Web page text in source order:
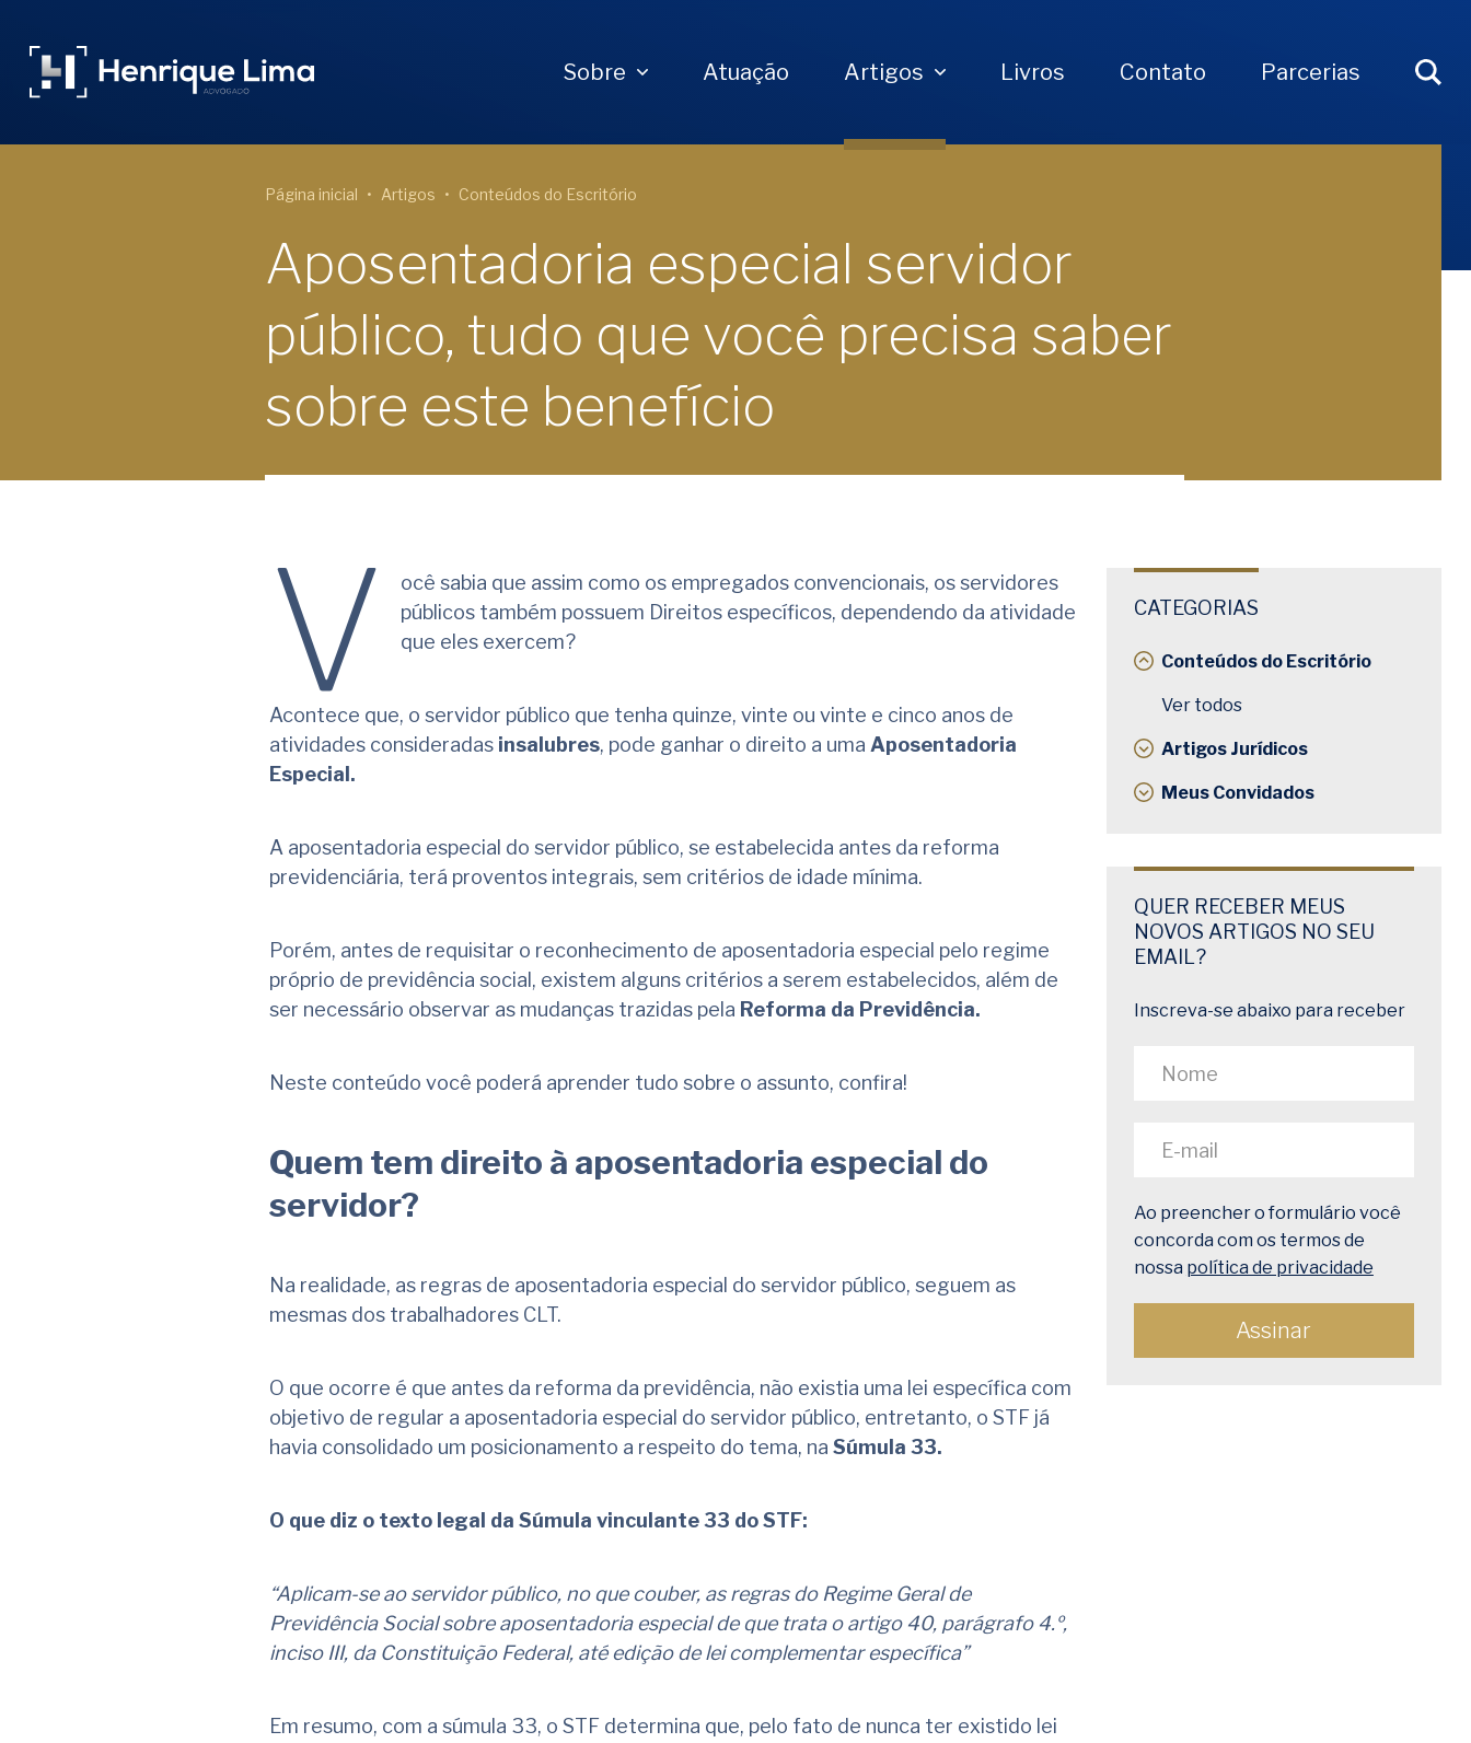
Sobre Atuação Artigos Livros Contato Parcerias
Página inicial Artigos Conteúdos do Escritório
Aposentadoria especial servidor
público, tudo que você precisa saber
sobre este benefício
CATEGORIAS
Conteúdos do Escritório
Ver todos
Artigos Jurídicos
Meus Convidados
V
ocê sabia que assim como os empregados convencionais, os servidores
públicos também possuem Direitos específicos, dependendo da atividade
que eles exercem?
Acontece que, o servidor público que tenha quinze, vinte ou vinte e cinco anos de
atividades consideradas insalubres, pode ganhar o direito a uma Aposentadoria
Especial.
A aposentadoria especial do servidor público, se estabelecida antes da reforma
previdenciária, terá proventos integrais, sem critérios de idade mínima.
Porém, antes de requisitar o reconhecimento de aposentadoria especial pelo regime
próprio de previdência social, existem alguns critérios a serem estabelecidos, além de
ser necessário observar as mudanças trazidas pela Reforma da Previdência.
Neste conteúdo você poderá aprender tudo sobre o assunto, confira!
Quem tem direito à aposentadoria especial do
servidor?
Na realidade, as regras de aposentadoria especial do servidor público, seguem as
mesmas dos trabalhadores CLT.
O que ocorre é que antes da reforma da previdência, não existia uma lei específica com
objetivo de regular a aposentadoria especial do servidor público, entretanto, o STF já
havia consolidado um posicionamento a respeito do tema, na Súmula 33.
O que diz o texto legal da Súmula vinculante 33 do STF:
“Aplicam-se ao servidor público, no que couber, as regras do Regime Geral de
Previdência Social sobre aposentadoria especial de que trata o artigo 40, parágrafo 4.º,
inciso III, da Constituição Federal, até edição de lei complementar específica”
Em resumo, com a súmula 33, o STF determina que, pelo fato de nunca ter existido lei
QUER RECEBER MEUS
NOVOS ARTIGOS NO SEU
EMAIL?
Inscreva-se abaixo para receber
Ao preencher o formulário você
concorda com os termos de
nossa política de privacidade